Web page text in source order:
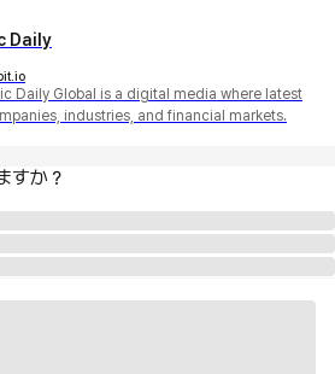
Daily
Daily Global is a digital media where latest
industries, and financial markets.
すか？